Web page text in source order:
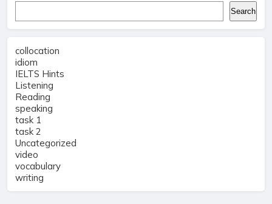
Search
collocation
idiom
IELTS Hints
Listening
Reading
speaking
task 1
task 2
Uncategorized
video
vocabulary
writing